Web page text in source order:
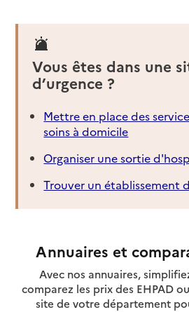
Vous êtes dans une
d’urgence ?
Mettre en place des
soins à domicile
Organiser une sortie
Trouver un établissement
Annuaires et
Avec nos annuaires,
comparez les prix des EHPAD
site de votre département